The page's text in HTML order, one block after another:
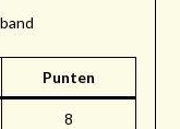
Punten
8